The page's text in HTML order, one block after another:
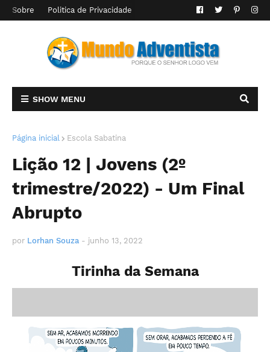
Sobre Politica de Privacidade
SHOW MENU
Página inicial Escola Sabatina
Lição 12 | Jovens (2º
trimestre/2022) - Um Final
Abrupto
por Lorhan Souza - junho 13, 2022
Tirinha da Semana